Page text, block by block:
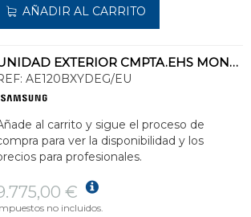
AÑADIR AL CARRITO
UNIDAD EXTERIOR CMPTA.EHS MONO HT LN P/REFRIGERANTE R32 CAPCD.CAL.12,0kW MONO
AE120BXYDEG/EU
al carrito y sigue el proceso de
para ver la disponibilidad y los
para profesionales.
€
no incluidos.